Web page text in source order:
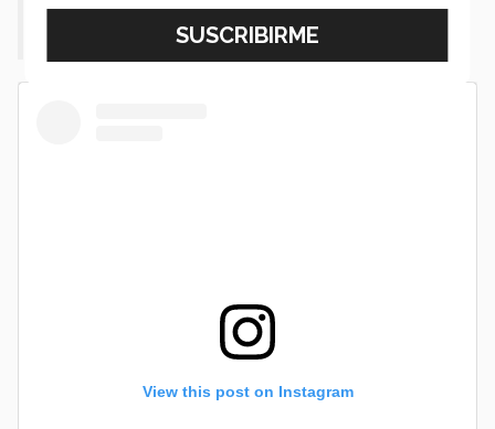
View this post on Instagram